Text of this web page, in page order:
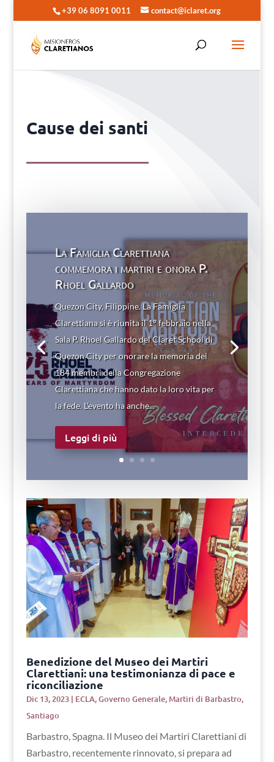
+39 06 8091 0011 contact@iclaret.org
Cause dei santi
La Famiglia Clarettiana
commemora i martiri e onora P.
Rhoel Gallardo
Quezon City, Filippine. La Famiglia
Clarettiana si è riunita il 1° febbraio nella
Sala P. Rhoel Gallardo del Claret School di
Quezon City per onorare la memoria dei
184 membri della Congregazione
Clarettiana che hanno dato la loro vita per
la fede. L’evento ha anche...
Leggi di più
Benedizione del Museo dei Martiri
Clarettiani: una testimonianza di pace e
riconciliazione
Dic 13, 2023| ECLA,Governo Generale,Martiri di Barbastro,
Santiago
Barbastro, Spagna. Il Museo dei Martiri Clarettiani di
Barbastro, recentemente rinnovato, si prepara ad